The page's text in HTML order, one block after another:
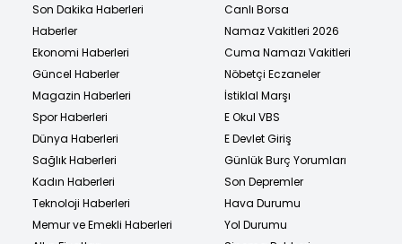
Son Dakika Haberleri
Haberler
Ekonomi Haberleri
Güncel Haberler
Magazin Haberleri
Spor Haberleri
Dünya Haberleri
Sağlık Haberleri
Kadın Haberleri
Teknoloji Haberleri
Memur ve Emekli Haberleri
Canlı Borsa
Namaz Vakitleri 2026
Cuma Namazı Vakitleri
Nöbetçi Eczaneler
İstiklal Marşı
E Okul VBS
E Devlet Giriş
Günlük Burç Yorumları
Son Depremler
Hava Durumu
Yol Durumu